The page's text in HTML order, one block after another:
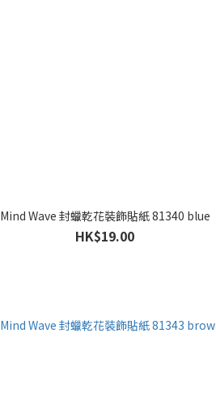
Mind Wave 封蠟乾花裝飾貼紙 81340 blue
HK$19.00